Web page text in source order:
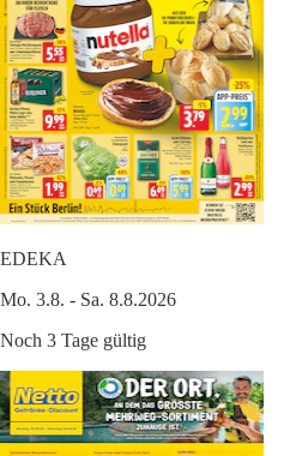
EDEKA
Mo. 3.8. - Sa. 8.8.2026
Noch 3 Tage gültig